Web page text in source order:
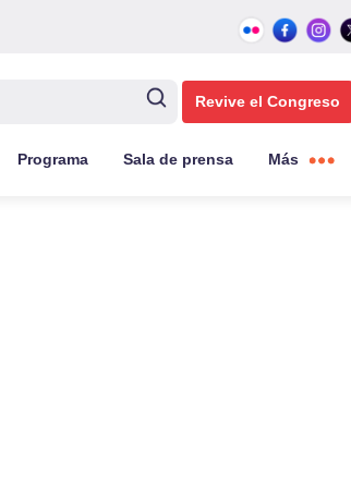
Revive el Congreso
Programa Sala de prensa Más